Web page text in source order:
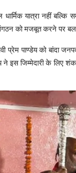
धार्मिक यात्रा नहीं
को मजबूत करने पर बल
प्रेम पाण्डेय को बांदा
इस जिम्मेदारी के लिए